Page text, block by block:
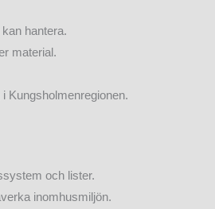
hantera.
material.
Kungsholmenregionen.
och lister.
inomhusmiljön.